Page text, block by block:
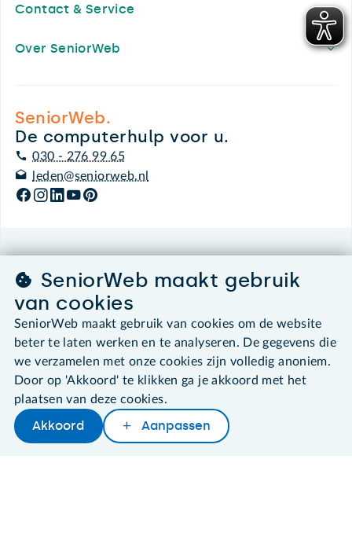
Later lezen Delen Woordenboek
Contact & Service
Over SeniorWeb
SeniorWeb.
De computerhulp voor u.
030 - 276 99 65
leden@seniorweb.nl
Algemene voorwaarden
Cookies en cookie-instellingen
Privacybeleid
About SeniorWeb
SeniorWeb maakt gebruik
van cookies
SeniorWeb maakt gebruik van cookies om de website
beter te laten werken en te analyseren. De gegevens die
we verzamelen met onze cookies zijn volledig anoniem.
Door op 'Akkoord' te klikken ga je akkoord met het
plaatsen van deze cookies.
Akkoord Aanpassen